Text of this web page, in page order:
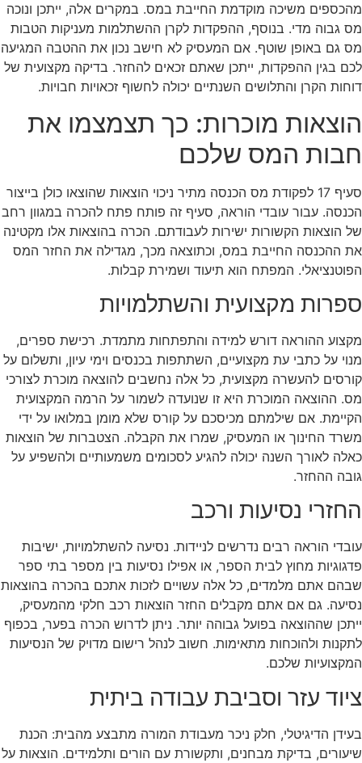
מהכספים משיכה מוקדמת החייבת במס. במקרים אלה, ייתכן ונוכה
מס גבוה מדי. בנוסף, ההפקדות לקרן ההשתלמות מעניקות הטבות
מס גם באופן שוטף. אם המעסיק לא חישב נכון את ההטבה המגיעה
לכם בגין ההפקדות, ייתכן שאתם זכאים להחזר. בדיקה מקצועית של
דוחות הקרן והתלושים השנתיים יכולה לחשוף זכאויות חבויות.
הוצאות מוכרות: כך תצמצמו את
חבות המס שלכם
סעיף 17 לפקודת מס הכנסה מתיר ניכוי הוצאות שהוצאו כולן בייצור
הכנסה. עבור עובדי הוראה, סעיף זה פותח פתח להכרה במגוון רחב
של הוצאות הקשורות ישירות לעבודתם. הכרה בהוצאות אלו מקטינה
את ההכנסה החייבת במס, וכתוצאה מכך, מגדילה את החזר המס
הפוטנציאלי. המפתח הוא תיעוד ושמירת קבלות.
ספרות מקצועית והשתלמויות
מקצוע ההוראה דורש למידה והתפתחות מתמדת. רכישת ספרים,
מנוי על כתבי עת מקצועיים, השתתפות בכנסים וימי עיון, ותשלום על
קורסים להעשרה מקצועית, כל אלה נחשבים להוצאה מוכרת לצורכי
מס. ההוצאה המוכרת היא זו שנועדה לשמור על הרמה המקצועית
הקיימת. אם שילמתם מכיסכם על קורס שלא מומן במלואו על ידי
משרד החינוך או המעסיק, שמרו את הקבלה. הצטברות של הוצאות
כאלה לאורך השנה יכולה להגיע לסכומים משמעותיים ולהשפיע על
גובה ההחזר.
החזרי נסיעות ורכב
עובדי הוראה רבים נדרשים לניידות. נסיעה להשתלמויות, ישיבות
פדגוגיות מחוץ לבית הספר, או אפילו נסיעות בין מספר בתי ספר
שבהם אתם מלמדים, כל אלה עשויים לזכות אתכם בהכרה בהוצאות
נסיעה. גם אם אתם מקבלים החזר הוצאות רכב חלקי מהמעסיק,
ייתכן שההוצאה בפועל גבוהה יותר. ניתן לדרוש הכרה בפער, בכפוף
לתקנות ולהוכחות מתאימות. חשוב לנהל רישום מדויק של הנסיעות
המקצועיות שלכם.
ציוד עזר וסביבת עבודה ביתית
בעידן הדיגיטלי, חלק ניכר מעבודת המורה מתבצע מהבית: הכנת
שיעורים, בדיקת מבחנים, ותקשורת עם הורים ותלמידים. הוצאות על